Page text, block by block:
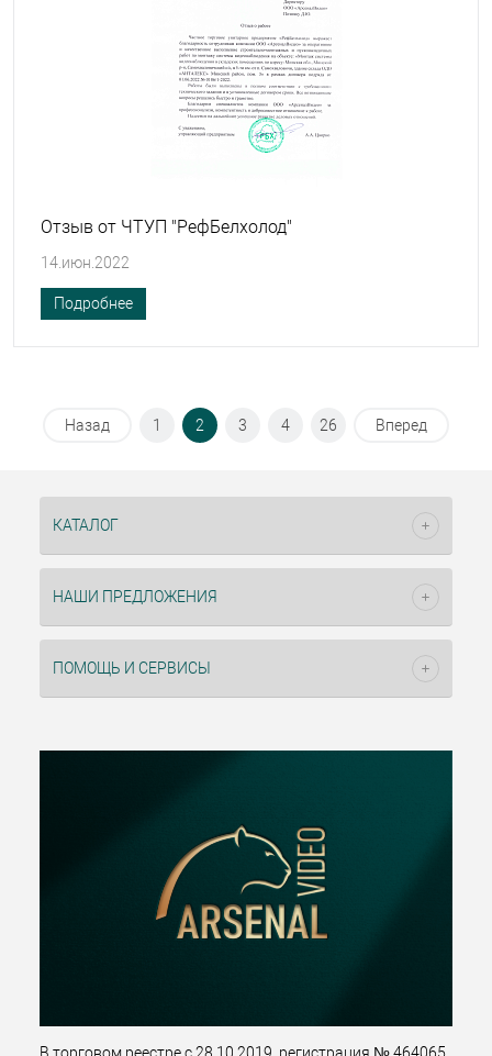
Отзыв от ЧТУП "РефБелхолод"
14.июн.2022
Подробнее
Назад 1 2 3 4 26 Вперед
КАТАЛОГ
НАШИ ПРЕДЛОЖЕНИЯ
ПОМОЩЬ И СЕРВИСЫ
В торговом реестре с 28.10.2019, регистрация № 464065.